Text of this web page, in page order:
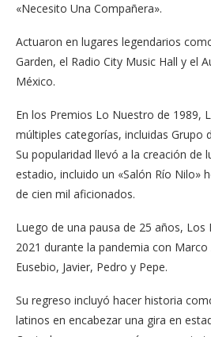
«Necesito Una Compañera».
Actuaron en lugares legendarios
Garden, el Radio City Music Hall y el
México.
En los Premios Lo Nuestro de 1989,
múltiples categorías, incluidas Grupo
Su popularidad llevó a la creación de
estadio, incluido un «Salón Río Nilo»
de cien mil aficionados.
Luego de una pausa de 25 años, Los
2021 durante la pandemia con
Eusebio, Javier, Pedro y Pepe.
Su regreso incluyó hacer historia
latinos en encabezar una gira en